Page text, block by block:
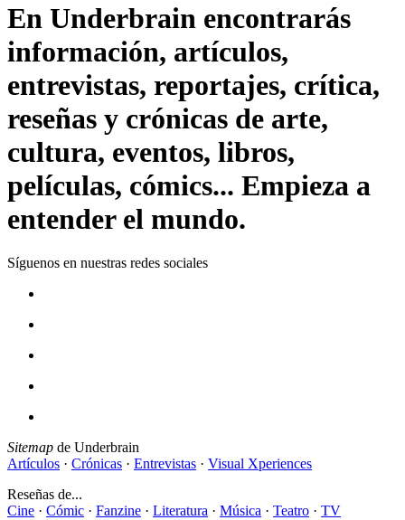
En Underbrain encontrarás
información, artículos,
entrevistas, reportajes, crítica,
reseñas y crónicas de arte,
cultura, eventos, libros,
películas, cómics... Empieza a
entender el mundo.
Síguenos en nuestras redes sociales
Sitemap de Underbrain
Artículos · Crónicas · Entrevistas · Visual Xperiences
Reseñas de...
Cine · Cómic · Fanzine · Literatura · Música · Teatro · TV